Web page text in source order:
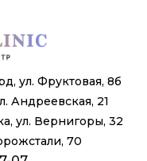
ул. Фруктовая, 8б
Андреевская, 21
ул. Вернигоры, 32
70